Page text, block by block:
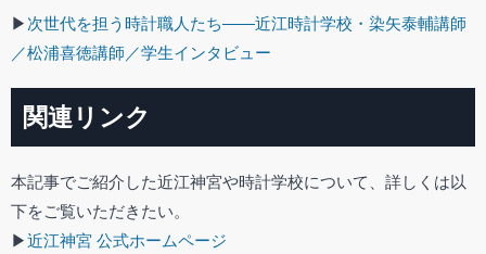
▶ 次世代を担う時計職人たち――近江時計学校・染矢泰輔講師
／松浦喜徳講師／学生インタビュー
関連リンク
本記事でご紹介した近江神宮や時計学校について、詳しくは以
下をご覧いただきたい。
▶近江神宮 公式ホームページ